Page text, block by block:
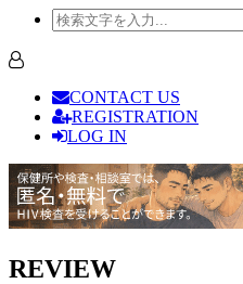
CONTACT US
REGISTRATION
LOG IN
REVIEW